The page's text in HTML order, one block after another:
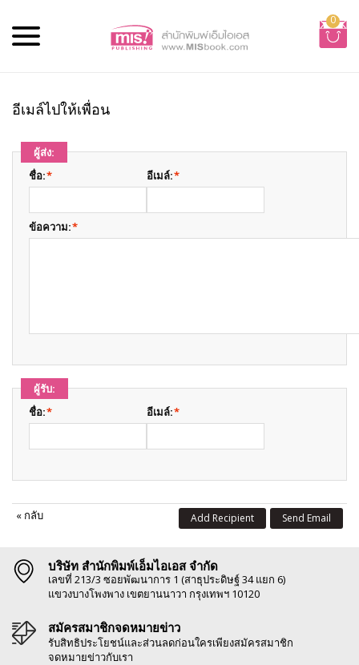
0
อีเมล์ไปให้เพื่อน
ผู้ส่ง:
*
ชื่อ: *
อีเมล์:
*
ข้อความ:
ผู้รับ:
*
ชื่อ: *
อีเมล์:
« กลับ Send Email
Add Recipient
บริษัท สำนักพิมพ์เอ็มไอเอส จำกัด
เลขที่ 213/3 ซอยพัฒนาการ 1 (สาธุประดิษฐ์ 34 แยก 6)
แขวงบางโพงพาง เขตยานนาวา กรุงเทพฯ 10120
สมัครสมาชิกจดหมายข่าว
รับสิทธิประโยชน์และส่วนลดก่อนใครเพียงสมัครสมาชิก
จดหมายข่าวกับเรา